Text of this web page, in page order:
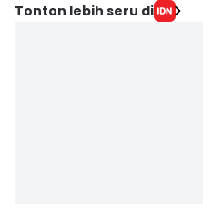
Tonton lebih seru di